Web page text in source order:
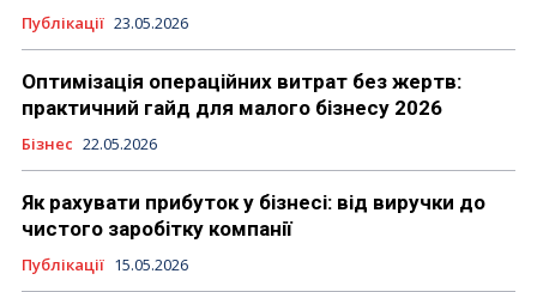
Публікації 23.05.2026
Оптимізація операційних витрат без жертв:
практичний гайд для малого бізнесу 2026
Бізнес 22.05.2026
Як рахувати прибуток у бізнесі: від виручки до
чистого заробітку компанії
Публікації 15.05.2026